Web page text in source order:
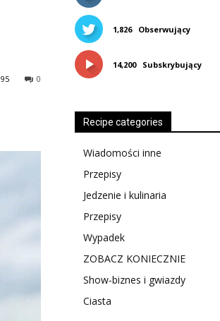
0
1,826 Obserwujący
14,200 Subskrybujący
Recipe categories
Wiadomości inne
Przepisy
Jedzenie i kulinaria
Przepisy
Wypadek
ZOBACZ KONIECZNIE
Show-biznes i gwiazdy
Ciasta